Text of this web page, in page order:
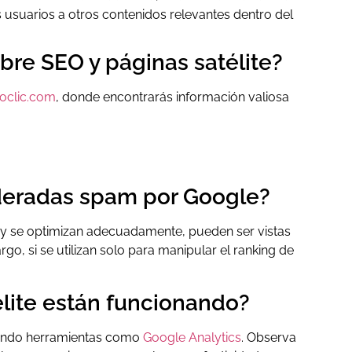
a otros contenidos relevantes dentro del
SEO y páginas satélite?
, donde encontrarás información valiosa
spam por Google?
se optimizan adecuadamente, pueden ser vistas
si se utilizan solo para manipular el ranking de
están funcionando?
herramientas como Google Analytics. Observa